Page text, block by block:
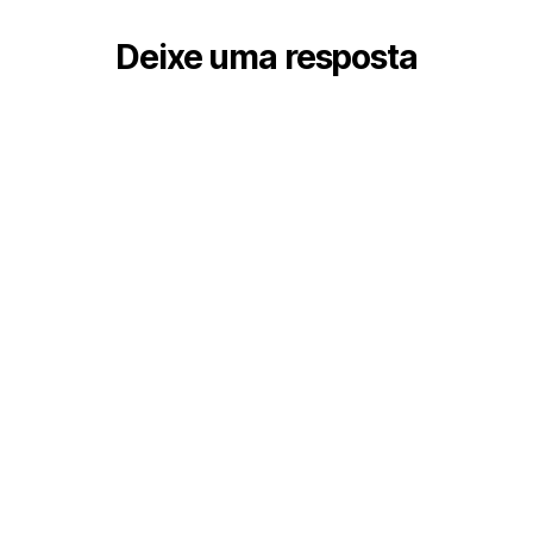
Deixe uma resposta